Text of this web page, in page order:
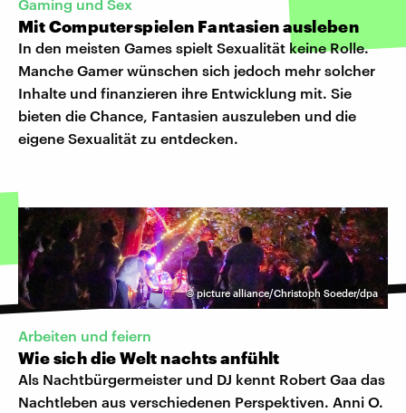
Gaming und Sex
Mit Computerspielen Fantasien ausleben
In den meisten Games spielt Sexualität keine Rolle.
Manche Gamer wünschen sich jedoch mehr solcher
Inhalte und finanzieren ihre Entwicklung mit. Sie
bieten die Chance, Fantasien auszuleben und die
eigene Sexualität zu entdecken.
©picture alliance/Christoph Soeder/dpa
Arbeiten und feiern
Wie sich die Welt nachts anfühlt
Als Nachtbürgermeister und DJ kennt Robert Gaa das
Nachtleben aus verschiedenen Perspektiven. Anni O.